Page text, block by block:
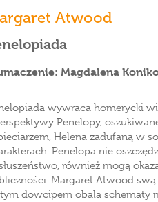
Atwood
Magdalena
wywraca homerycki
Penelopy,
Helena zadufaną w
Penelopa nie
również mogą
Margaret Atwood
dowcipem obala schematy